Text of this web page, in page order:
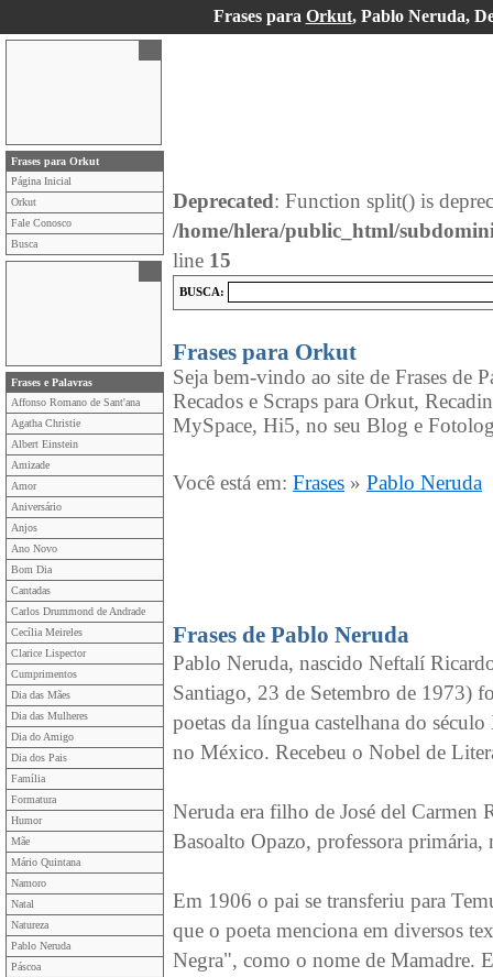
Frases para Orkut, Pablo Neruda,
Frases para Orkut
Página Inicial
Orkut
Fale Conosco
Busca
Frases e Palavras
Affonso Romano de Sant'ana
Agatha Christie
Albert Einstein
Amizade
Amor
Aniversário
Anjos
Ano Novo
Bom Dia
Cantadas
Carlos Drummond de Andrade
Cecília Meireles
Clarice Lispector
Cumprimentos
Dia das Mães
Dia das Mulheres
Dia do Amigo
Dia dos Pais
Família
Formatura
Humor
Mãe
Mário Quintana
Namoro
Natal
Natureza
Pablo Neruda
Páscoa
Deprecated: Function split() is
/home/hlera/public_html/
line 15
BUSCA:
Frases para Orkut
Seja bem-vindo ao site de Frases de
Recados e Scraps para Orkut,
MySpace, Hi5, no seu Blog e
Você está em: Frases » Pablo Neruda
Frases de Pablo Neruda
Pablo Neruda, nascido Neftalí
Santiago, 23 de Setembro de 1973)
poetas da língua castelhana do
no México. Recebeu o Nobel de
Neruda era filho de José del Carmen
Basoalto Opazo, professora
Em 1906 o pai se transferiu para
que o poeta menciona em diversos
Negra", como o nome de Mamadre.